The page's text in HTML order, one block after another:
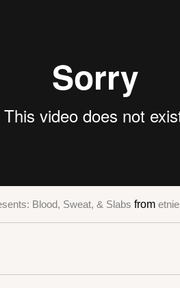
Blood, Sweat, & Slabs from